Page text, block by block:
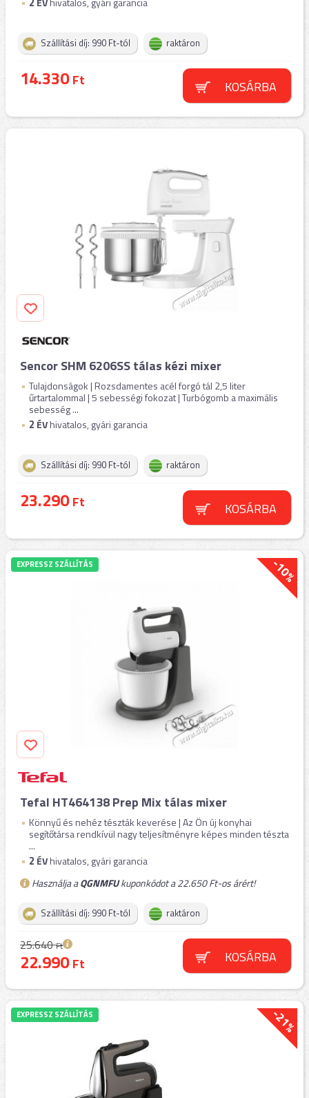
Szállítási díj: 990 Ft-tól raktáron
14.330Ft KOSÁRBA
Sencor SHM 6206SS tálas kézi mixer
Tulajdonságok | Rozsdamentes acél forgó tál 2,5 liter
űrtartalommal | 5 sebességi fokozat | Turbógomb a maximális
sebesség ...
2 ÉVhivatalos, gyári garancia
Szállítási díj: 990 Ft-tól raktáron
23.290Ft KOSÁRBA
-10%
EXPRESSZ SZÁLLÍTÁS
Tefal HT464138 Prep Mix tálas mixer
Könnyű és nehéz tészták keverése | Az Ön új konyhai
segítőtársa rendkívül nagy teljesítményre képes minden tészta
...
2 ÉVhivatalos, gyári garancia
Használja aQGNMFUkuponkódot a 22.650 Ft-os árért!
Szállítási díj: 990 Ft-tól raktáron
25.640Ft
22.990Ft KOSÁRBA
-21%
EXPRESSZ SZÁLLÍTÁS